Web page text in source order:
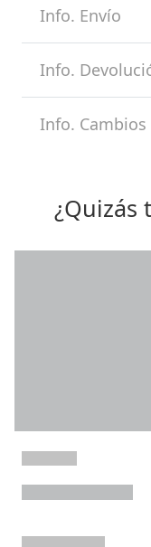
Info. Envío
Info.
Info. Cambios
¿Quizás